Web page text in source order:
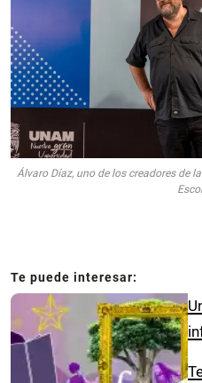
Álvaro Díaz, uno de los creadores de